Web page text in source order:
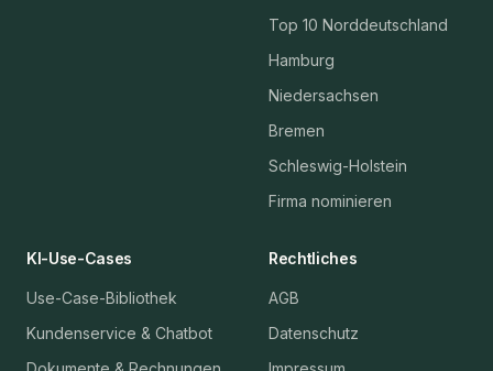
Top 10 Norddeutschland
Hamburg
Niedersachsen
Bremen
Schleswig-Holstein
Firma nominieren
KI-Use-Cases
Use-Case-Bibliothek
Kundenservice & Chatbot
Rechtliches
AGB
Datenschutz